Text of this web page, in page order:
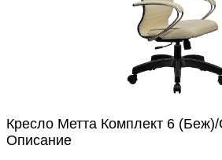
Кресло Метта Комплект 6
Описание